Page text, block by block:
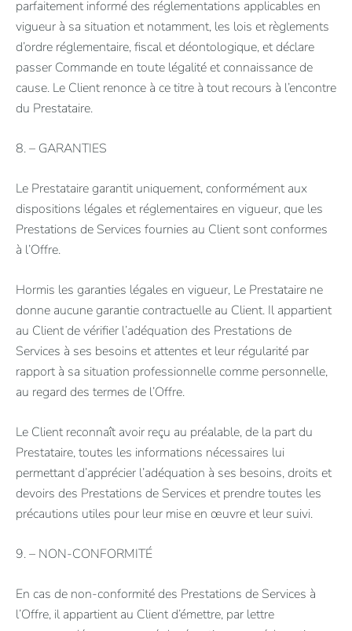
parfaitement informé des réglementations applicables en
vigueur à sa situation et notamment, les lois et règlements
d’ordre réglementaire, fiscal et déontologique, et déclare
passer Commande en toute légalité et connaissance de
cause. Le Client renonce à ce titre à tout recours à l’encontre
du Prestataire.
8. – GARANTIES
Le Prestataire garantit uniquement, conformément aux
dispositions légales et réglementaires en vigueur, que les
Prestations de Services fournies au Client sont conformes
à l’Offre.
Hormis les garanties légales en vigueur, Le Prestataire ne
donne aucune garantie contractuelle au Client. Il appartient
au Client de vérifier l’adéquation des Prestations de
Services à ses besoins et attentes et leur régularité par
rapport à sa situation professionnelle comme personnelle,
au regard des termes de l’Offre.
Le Client reconnaît avoir reçu au préalable, de la part du
Prestataire, toutes les informations nécessaires lui
permettant d’apprécier l’adéquation à ses besoins, droits et
devoirs des Prestations de Services et prendre toutes les
précautions utiles pour leur mise en œuvre et leur suivi.
9. – NON-CONFORMITÉ
En cas de non-conformité des Prestations de Services à
l’Offre, il appartient au Client d’émettre, par lettre